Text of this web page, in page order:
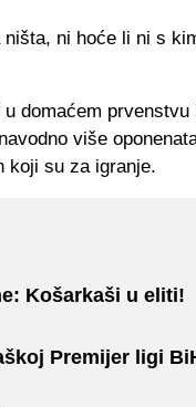
ništa, ni hoće li ni s
domaćem prvenstvu
više
koji su za igranje.
Košarkaši u eliti!
Premijer ligi